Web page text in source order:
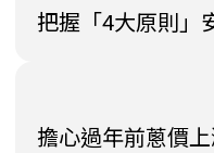
把握「4大原則」
擔心過年前蔥價